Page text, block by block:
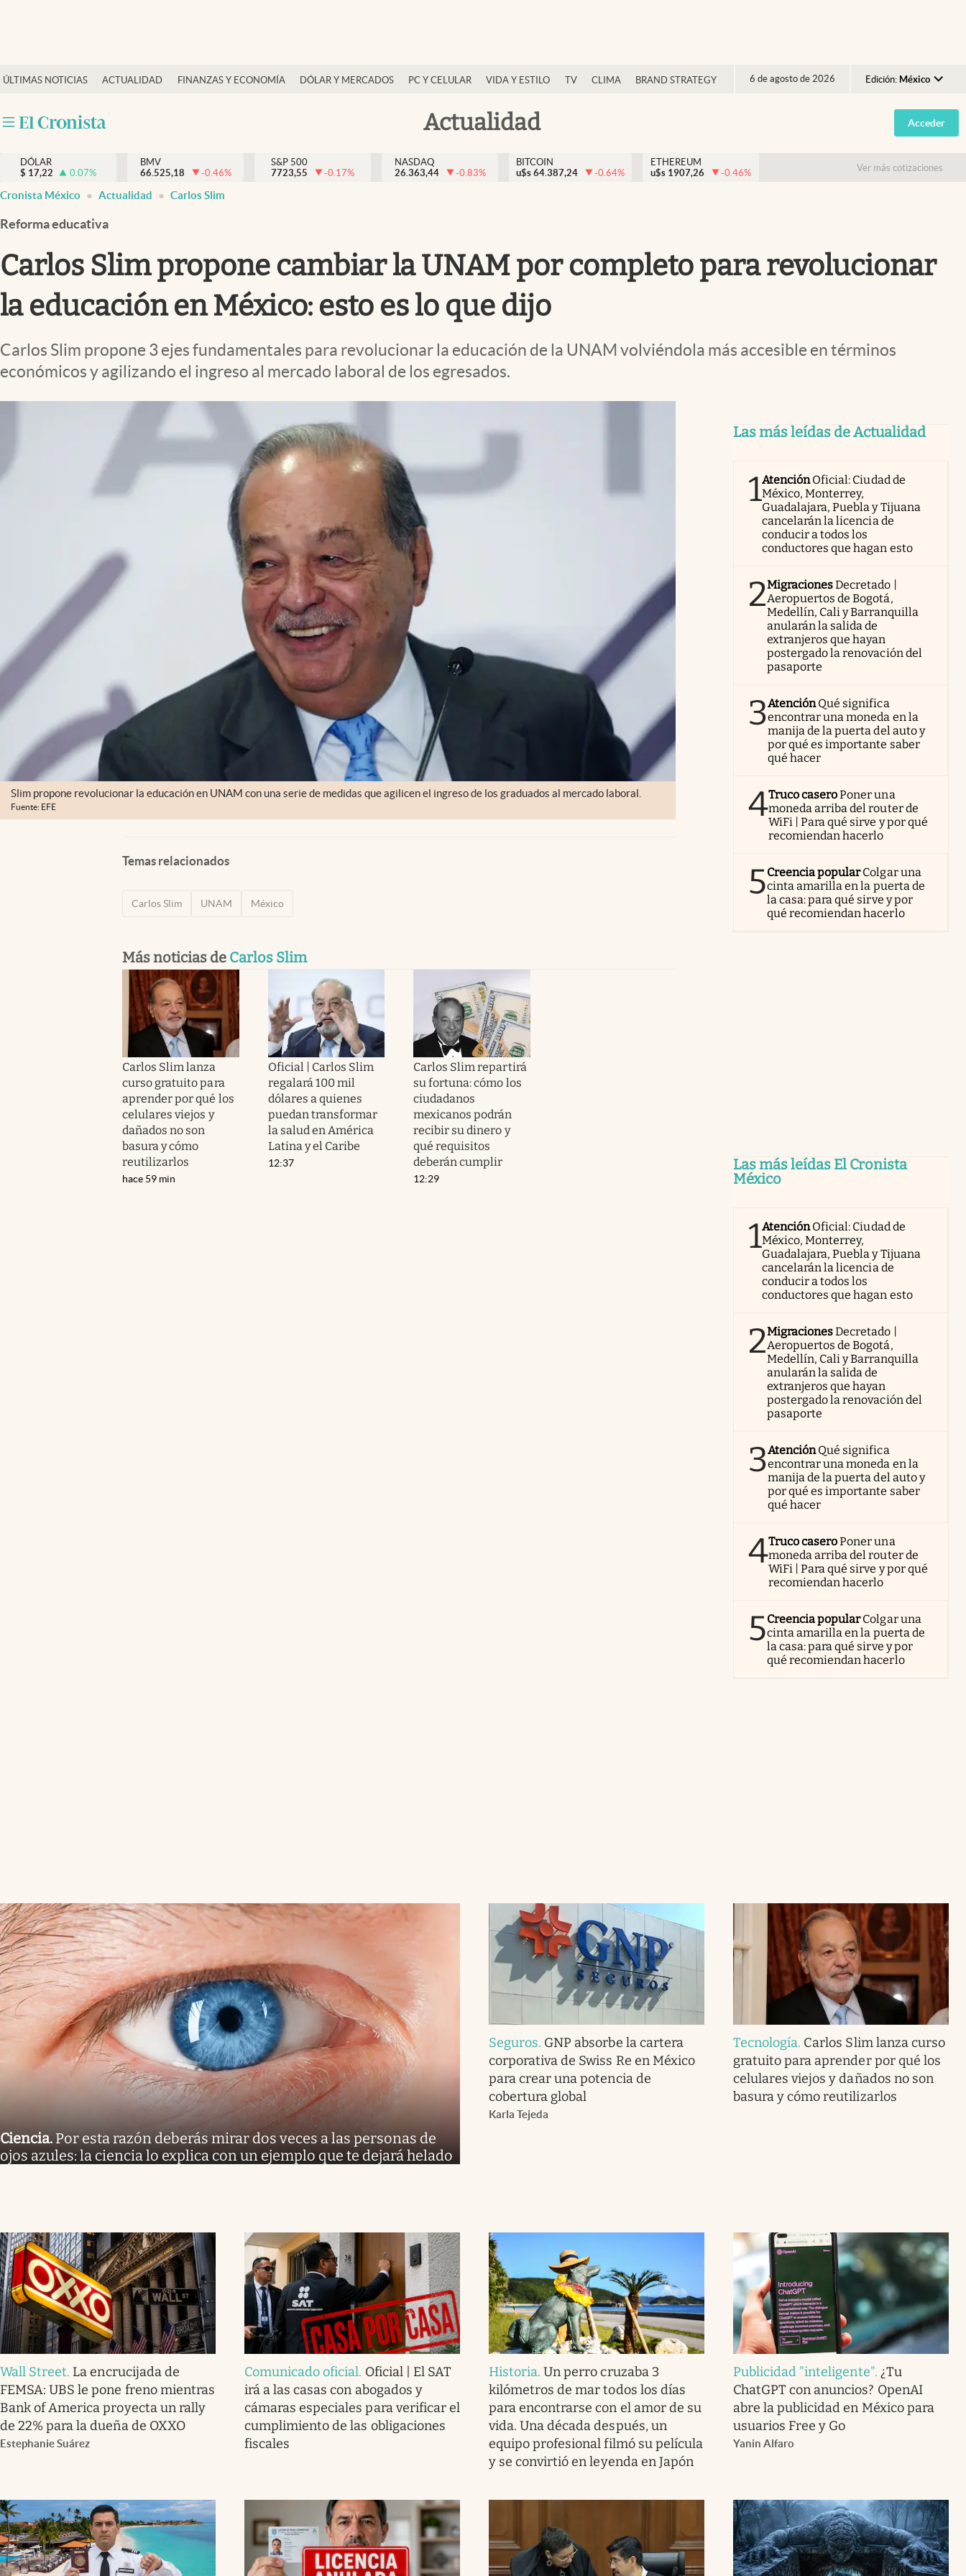
ÚLTIMAS NOTICIAS ACTUALIDAD FINANZAS Y ECONOMÍA DÓLAR Y MERCADOS PC Y CELULAR VIDA Y ESTILO TV CLIMA BRAND STRATEGY 6 de agosto de 2026 Edición: México
Argentina
España
USA
Actualidad
Actualidad
Internacionales
Opinión
Brand Strategy
Vida y estilo
Tv
Espiritualidad
Acceder
DÓLAR
$ 17,22 0.07%
BMV
66.525,18
-0.46%
S&P 500
7723,55
-0.17%
NASDAQ
26.363,44
-0.83%
BITCOIN
u$s 64.387,24 -0.64%
ETHEREUM
u$s 1907,26 -0.46% Ver más cotizaciones
Cronista México Actualidad Carlos Slim
Reforma educativa
Carlos Slim propone cambiar la UNAM por completo para revolucionar
la educación en México: esto es lo que dijo
Carlos Slim propone 3 ejes fundamentales para revolucionar la educación de la UNAM volviéndola más accesible en términos
económicos y agilizando el ingreso al mercado laboral de los egresados.
Slim propone revolucionar la educación en UNAM con una serie de medidas que agilicen el ingreso de los graduados al mercado laboral.
Fuente: EFE
Temas relacionados
Carlos Slim UNAM México
Más noticias de Carlos Slim
Carlos Slim lanza
curso gratuito para
aprender por qué los
celulares viejos y
dañados no son
basura y cómo
reutilizarlos
hace 59 min
Oficial | Carlos Slim
regalará 100 mil
dólares a quienes
puedan transformar
la salud en América
Latina y el Caribe
12:37
Carlos Slim repartirá
su fortuna: cómo los
ciudadanos
mexicanos podrán
recibir su dinero y
qué requisitos
deberán cumplir
12:29
Las más leídas de Actualidad
1AtenciónOficial: Ciudad de
México, Monterrey,
Guadalajara, Puebla y Tijuana
cancelarán la licencia de
conducir a todos los
conductores que hagan esto
2MigracionesDecretado |
Aeropuertos de Bogotá,
Medellín, Cali y Barranquilla
anularán la salida de
extranjeros que hayan
postergado la renovación del
pasaporte
3AtenciónQué significa
encontrar una moneda en la
manija de la puerta del auto y
por qué es importante saber
qué hacer
4Truco caseroPoner una
moneda arriba del router de
WiFi | Para qué sirve y por qué
recomiendan hacerlo
5Creencia popularColgar una
cinta amarilla en la puerta de
la casa: para qué sirve y por
qué recomiendan hacerlo
Las más leídas El Cronista
México
1AtenciónOficial: Ciudad de
México, Monterrey,
Guadalajara, Puebla y Tijuana
cancelarán la licencia de
conducir a todos los
conductores que hagan esto
2MigracionesDecretado |
Aeropuertos de Bogotá,
Medellín, Cali y Barranquilla
anularán la salida de
extranjeros que hayan
postergado la renovación del
pasaporte
3AtenciónQué significa
encontrar una moneda en la
manija de la puerta del auto y
por qué es importante saber
qué hacer
4Truco caseroPoner una
moneda arriba del router de
WiFi | Para qué sirve y por qué
recomiendan hacerlo
5Creencia popularColgar una
cinta amarilla en la puerta de
la casa: para qué sirve y por
qué recomiendan hacerlo
Ciencia. Por esta razón deberás mirar dos veces a las personas de
ojos azules: la ciencia lo explica con un ejemplo que te dejará helado
Seguros. GNP absorbe la cartera
corporativa de Swiss Re en México
para crear una potencia de
cobertura global
Karla Tejeda
Tecnología. Carlos Slim lanza curso
gratuito para aprender por qué los
celulares viejos y dañados no son
basura y cómo reutilizarlos
Wall Street. La encrucijada de
FEMSA: UBS le pone freno mientras
Bank of America proyecta un rally
de 22% para la dueña de OXXO
Estephanie Suárez
Comunicado oficial. Oficial | El SAT
irá a las casas con abogados y
cámaras especiales para verificar el
cumplimiento de las obligaciones
fiscales
Historia.Un perro cruzaba 3
kilómetros de mar todos los días
para encontrarse con el amor de su
vida. Una década después, un
equipo profesional filmó su película
y se convirtió en leyenda en Japón
Publicidad "inteligente". ¿Tu
ChatGPT con anuncios? OpenAI
abre la publicidad en México para
usuarios Free y Go
Yanin Alfaro